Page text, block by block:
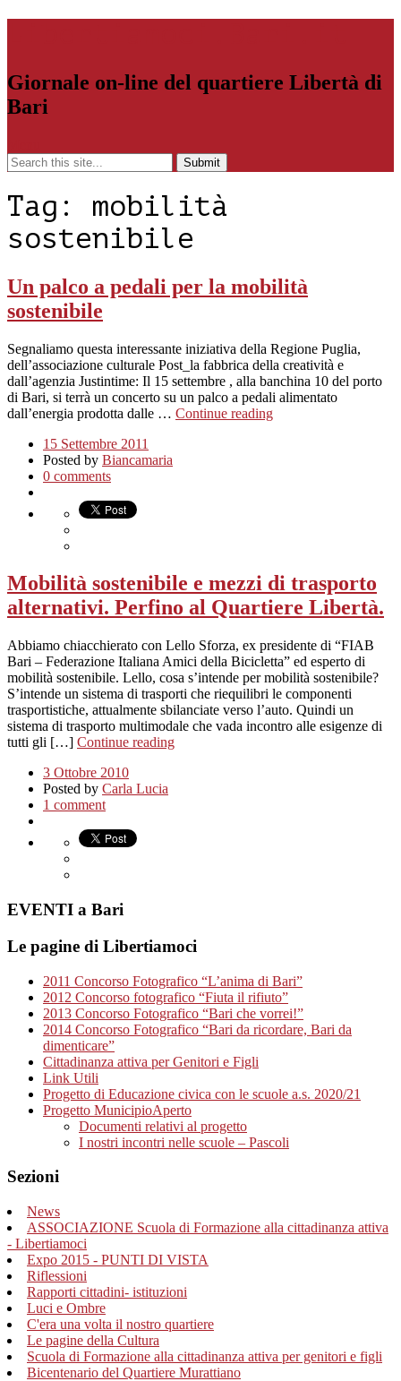
Giornale on-line del quartiere Libertà di
Bari
Tag: mobilità
sostenibile
Un palco a pedali per la mobilità
sostenibile
Segnaliamo questa interessante iniziativa della Regione Puglia,
dell’associazione culturale Post_la fabbrica della creatività e
dall’agenzia Justintime: Il 15 settembre , alla banchina 10 del porto
di Bari, si terrà un concerto su un palco a pedali alimentato
dall’energia prodotta dalle … Continue reading
15 Settembre 2011
Posted by Biancamaria
0 comments
Mobilità sostenibile e mezzi di trasporto
alternativi. Perfino al Quartiere Libertà.
Abbiamo chiacchierato con Lello Sforza, ex presidente di “FIAB
Bari – Federazione Italiana Amici della Bicicletta” ed esperto di
mobilità sostenibile. Lello, cosa s’intende per mobilità sostenibile?
S’intende un sistema di trasporti che riequilibri le componenti
trasportistiche, attualmente sbilanciate verso l’auto. Quindi un
sistema di trasporto multimodale che vada incontro alle esigenze di
tutti gli […] Continue reading
3 Ottobre 2010
Posted by Carla Lucia
1 comment
EVENTI a Bari
Le pagine di Libertiamoci
2011 Concorso Fotografico “L’anima di Bari”
2012 Concorso fotografico “Fiuta il rifiuto”
2013 Concorso Fotografico “Bari che vorrei!”
2014 Concorso Fotografico “Bari da ricordare, Bari da
dimenticare”
Cittadinanza attiva per Genitori e Figli
Link Utili
Progetto di Educazione civica con le scuole a.s. 2020/21
Progetto MunicipioAperto
Documenti relativi al progetto
I nostri incontri nelle scuole – Pascoli
Sezioni
News
ASSOCIAZIONE Scuola di Formazione alla cittadinanza attiva
- Libertiamoci
Expo 2015 - PUNTI DI VISTA
Riflessioni
Rapporti cittadini- istituzioni
Luci e Ombre
C'era una volta il nostro quartiere
Le pagine della Cultura
Scuola di Formazione alla cittadinanza attiva per genitori e figli
Bicentenario del Quartiere Murattiano